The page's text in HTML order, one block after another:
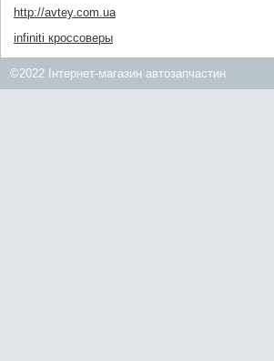
http://avtey.com.ua
infiniti кроссоверы
©2022 Інтернет-магазин автозапчастин